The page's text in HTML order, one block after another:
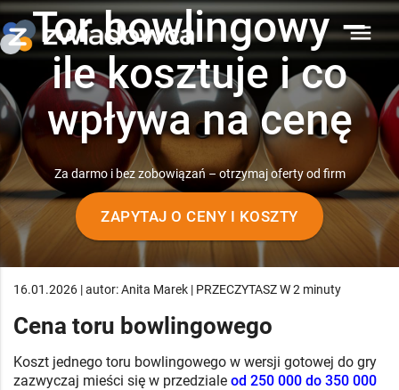
menu
Tor bowlingowy –
ile kosztuje i co
wpływa na cenę
Za darmo i bez zobowiązań – otrzymaj oferty od firm
ZAPYTAJ O CENY I KOSZTY
16.01.2026 | autor: Anita Marek | PRZECZYTASZ W 2 minuty
Cena toru bowlingowego
Koszt jednego toru bowlingowego w wersji gotowej do gry
zazwyczaj mieści się w przedziale od 250 000 do 350 000